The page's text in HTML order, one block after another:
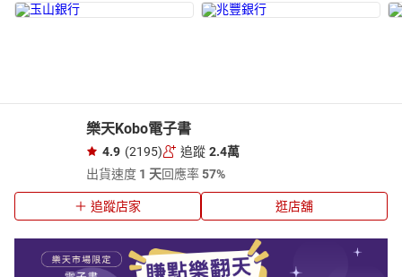
樂天Kobo電子書
4.9 (2195) 追蹤 2.4萬
出貨速度 1 天回應率57%
追蹤店家 逛店舖